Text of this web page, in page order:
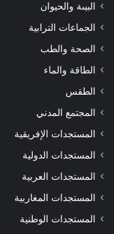
البيىة والحيوان
الجماعات الترابية
الصحة والطب
الطاقة والماء
الطقس
المجتمع المدني
المستجدات الإفريقية
المستجدات الدولية
المستجدات العربية
المستجدات المغاربية
المستجدات الوطنية